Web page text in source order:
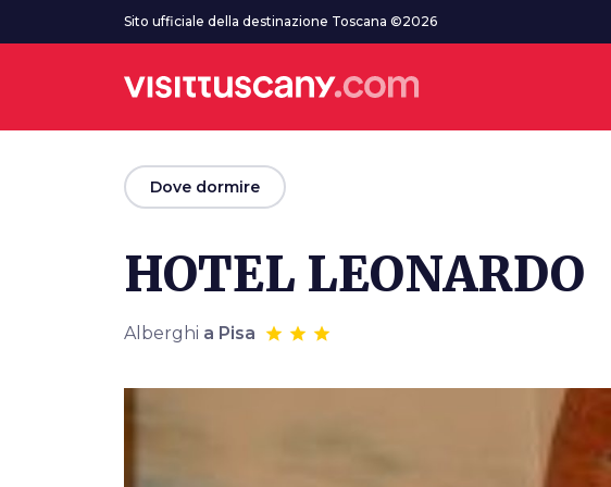
Vai al contenuto principaleSito ufficiale della destinazione Toscana ©2026
arrow_backDove dormire
HOTEL LEONARDO
Alberghi a Pisa